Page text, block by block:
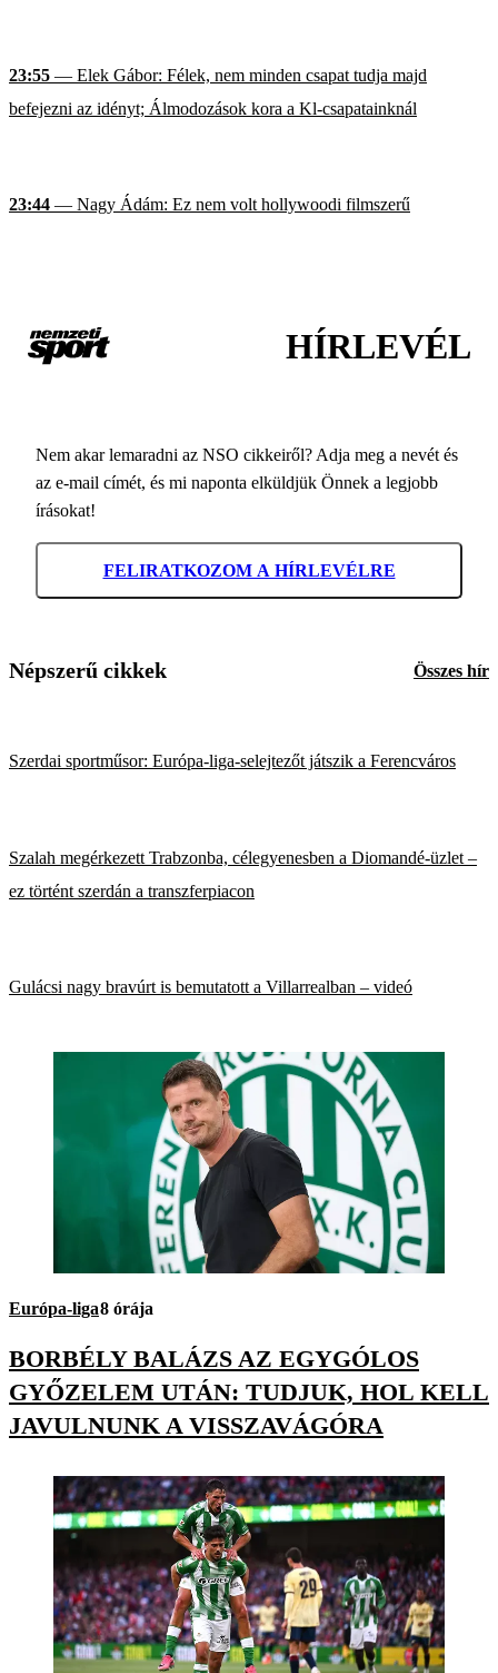
23:55 — Elek Gábor: Félek, nem minden csapat tudja majd
befejezni az idényt; Álmodozások kora a Kl-csapatainknál
23:44 — Nagy Ádám: Ez nem volt hollywoodi filmszerű
HÍRLEVÉL
Nem akar lemaradni az NSO cikkeiről? Adja meg a nevét és
az e-mail címét, és mi naponta elküldjük Önnek a legjobb
írásokat!
FELIRATKOZOM A HÍRLEVÉLRE
Népszerű cikkek Összes hír
Szerdai sportműsor: Európa-liga-selejtezőt játszik a Ferencváros
Szalah megérkezett Trabzonba, célegyenesben a Diomandé-üzlet –
ez történt szerdán a transzferpiacon
Gulácsi nagy bravúrt is bemutatott a Villarrealban – videó
Európa-liga8 órája
BORBÉLY BALÁZS AZ EGYGÓLOS
GYŐZELEM UTÁN: TUDJUK, HOL KELL
JAVULNUNK A VISSZAVÁGÓRA